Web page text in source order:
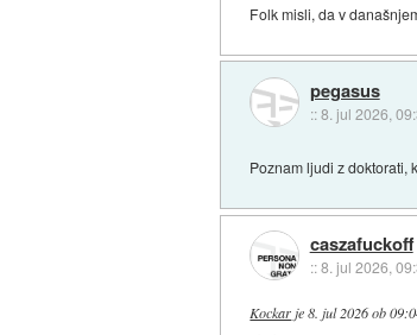
Folk misli, da v
pegasus
::8. jul 2026,
Poznam ljudi z doktorati,
caszafuckoff
::8. jul 2026,
Kockar je8. jul 2026 ob